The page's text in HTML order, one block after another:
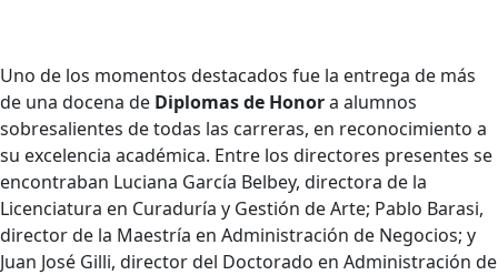
Uno de los momentos destacados fue la entrega de más
de una docena de Diplomas de Honora alumnos
sobresalientes de todas las carreras, en reconocimiento a
su excelencia académica. Entre los directores presentes se
encontraban Luciana García Belbey, directora de la
Licenciatura en Curaduría y Gestión de Arte; Pablo Barasi,
director de la Maestría en Administración de Negocios; y
Juan José Gilli, director del Doctorado en Administración de